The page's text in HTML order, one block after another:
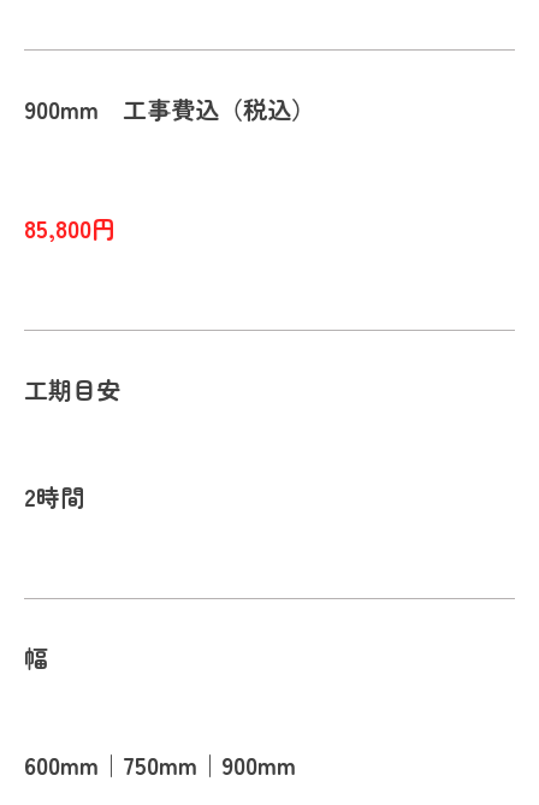
900mm 工事費込（税込）
85,800円
工期目安
2時間
幅
600mm｜750mm｜900mm